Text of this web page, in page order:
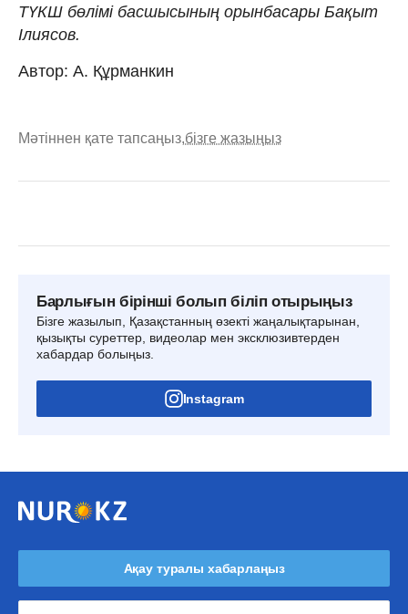
ТҮКШ бөлімі басшысының орынбасары Бақыт
Ілиясов.
Автор: А. Құрманкин
Мәтіннен қате тапсаңыз,бізге жазыңыз
Барлығын бірінші болып біліп отырыңыз
Бізге жазылып, Қазақстанның өзекті жаңалықтарынан,
қызықты суреттер, видеолар мен эксклюзивтерден
хабардар болыңыз.
Instagram
Ақау туралы хабарлаңыз